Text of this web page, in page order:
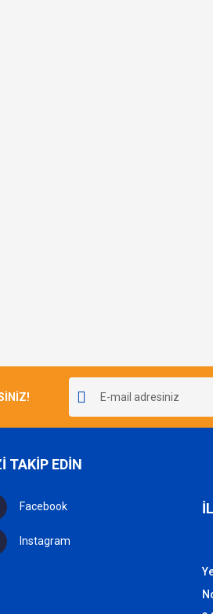
TAKİP EDİN
Facebook
Instagram